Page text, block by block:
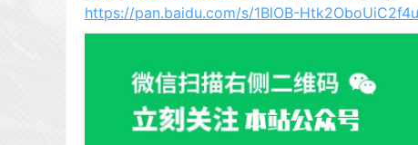
https://pan.baidu.com/s/1BlOB-